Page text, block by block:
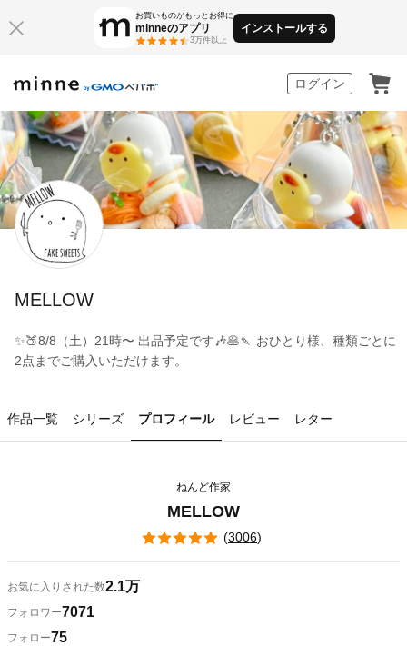
お買いものがもっとお得に
minneのアプリ
3万件以上
インストールする
ログイン
MELLOW
✨🍑8/8（土）21時〜 出品予定です🎶🥞🍡 おひとり様、種類ごとに
2点までご購入いただけます。
作品一覧 シリーズ プロフィール レビュー レター
ねんど作家
MELLOW
(3006)
お気に入りされた数2.1万
フォロワー7071
フォロー75